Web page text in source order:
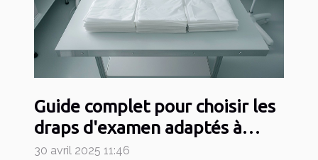
Guide complet pour choisir les
draps d'examen adaptés à
votre pratique médicale
30 avril 2025 11:46